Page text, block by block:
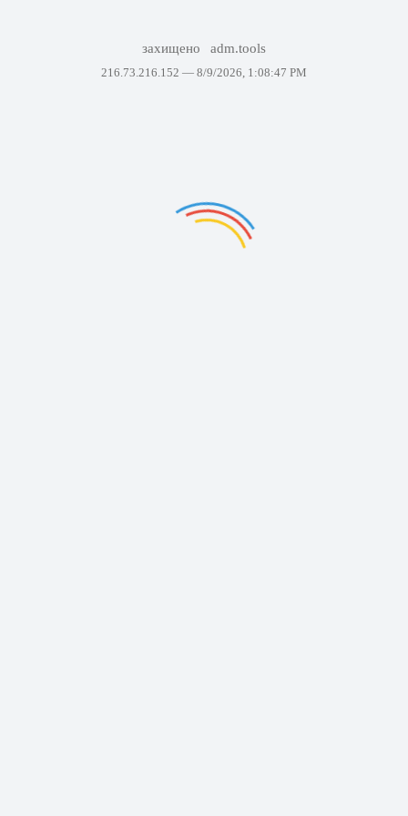
захищено adm.tools
216.73.216.152 — 8/9/2026, 1:08:47 PM